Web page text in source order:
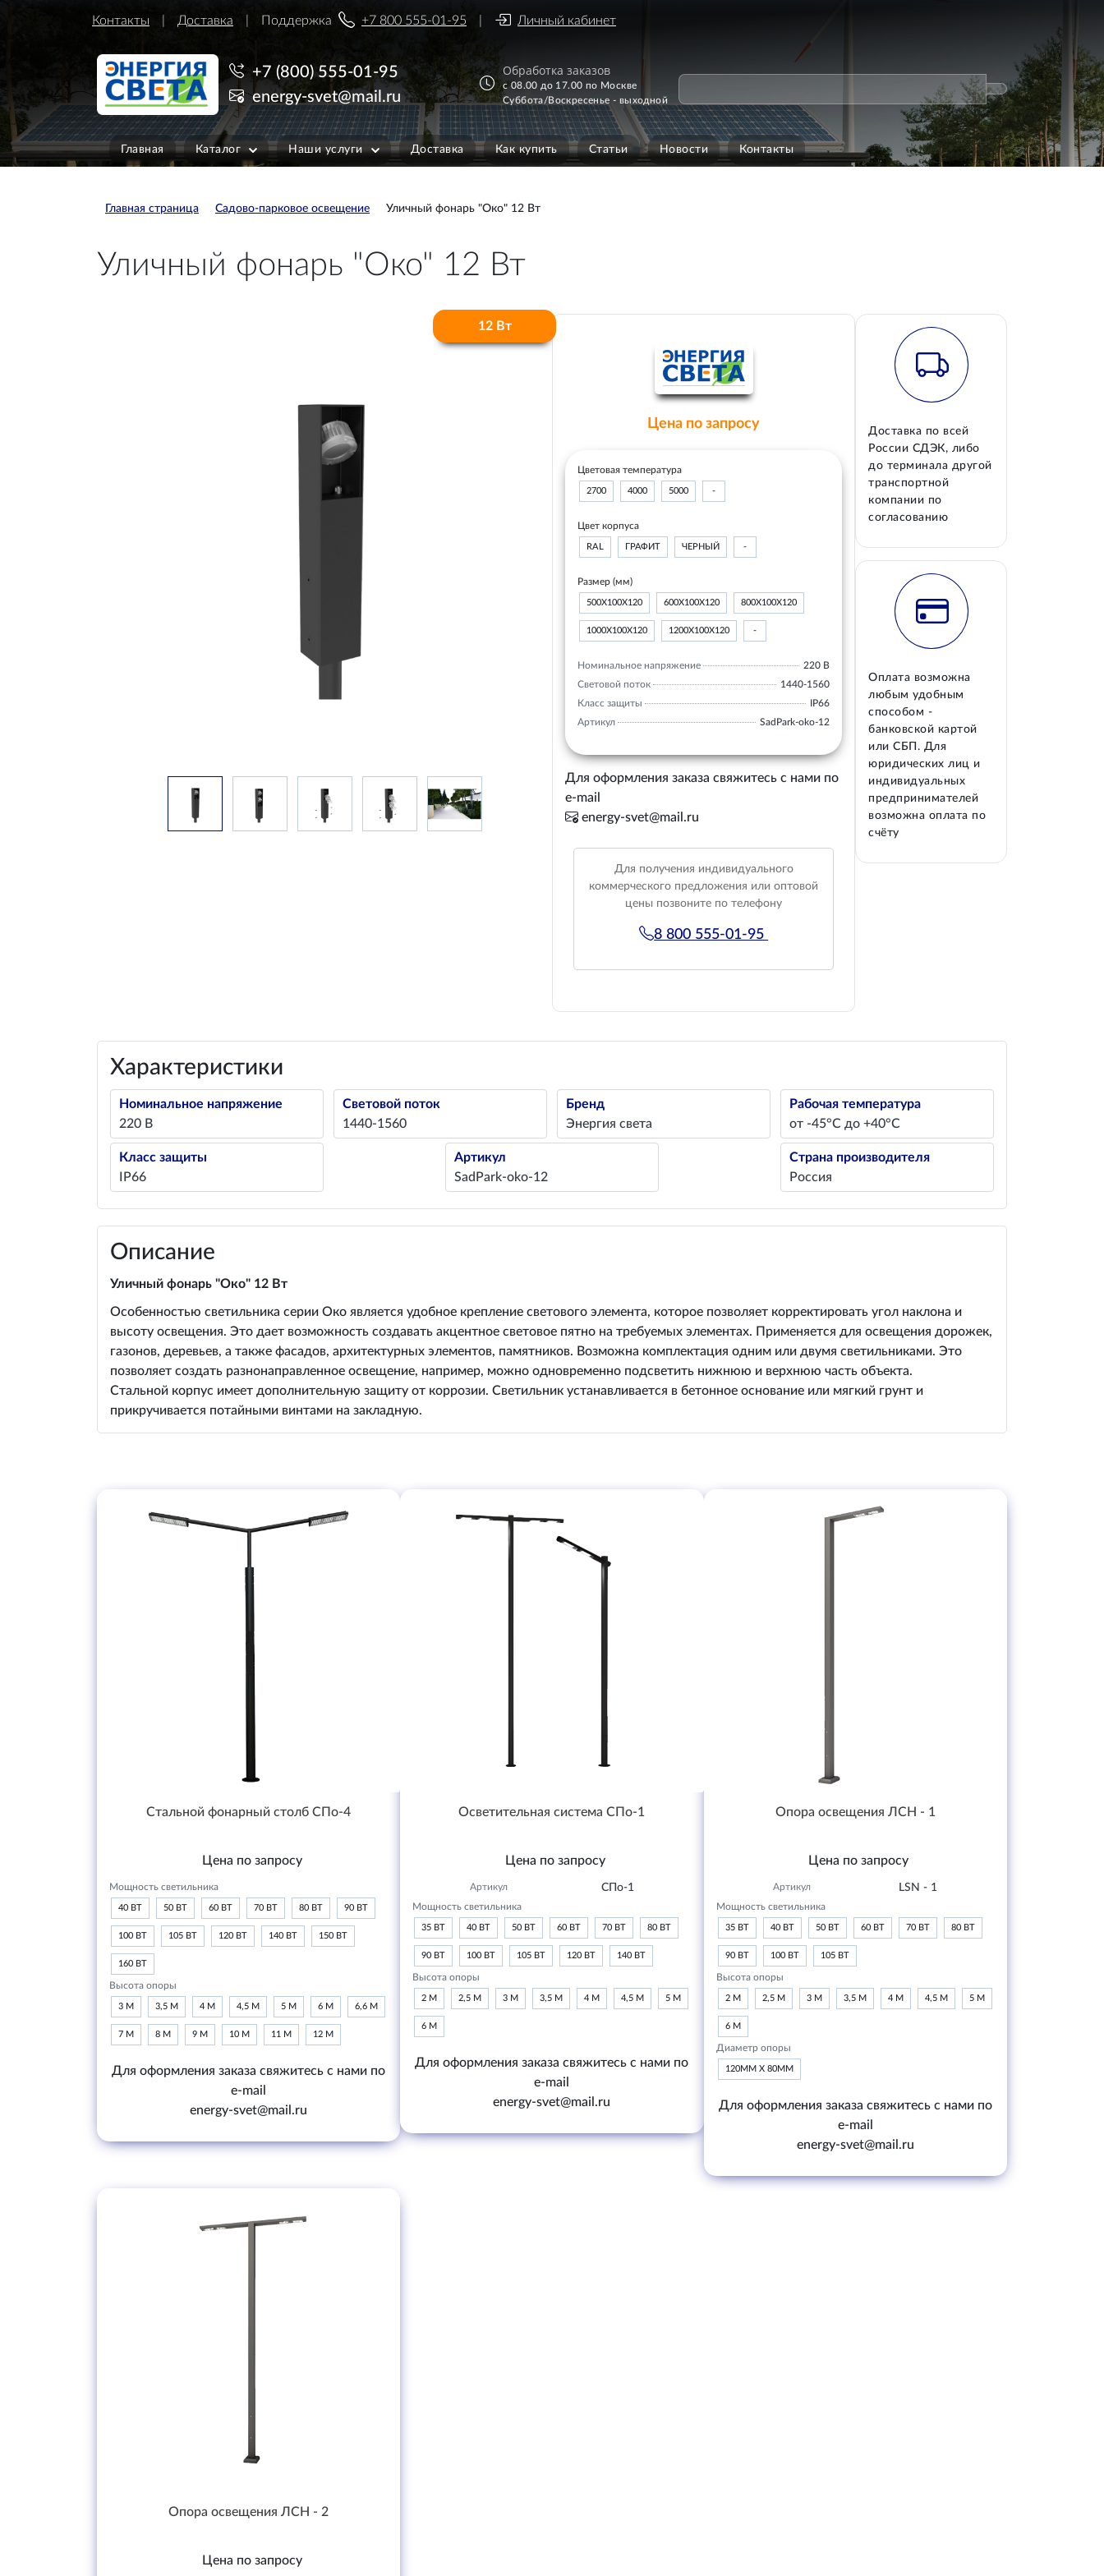
Контакты Доставка Поддержка +7 800 555-01-95 Личный кабинет
+7 (800) 555-01-95
energy-svet@mail.ru
Обработка заказов
с 08.00 до 17.00 по Москве
Суббота/Воскресенье - выходной
Главная Каталог Наши услуги Доставка Как купить Статьи Новости Контакты
Главная страница Садово-парковое освещение Уличный фонарь "Око" 12 Вт
Уличный фонарь "Око" 12 Вт
12 Вт
Цена по запросу
Цветовая температура
2700 4000 5000 -
Цвет корпуса
RAL ГРАФИТ ЧЕРНЫЙ -
Размер (мм)
500Х100Х120 600Х100Х120 800Х100Х120
1000Х100Х120 1200Х100Х120 -
Номинальное напряжение
220 В
Световой поток
1440-1560
Класс защиты
IP66
Артикул
SadPark-oko-12
Для оформления заказа свяжитесь с нами по
e-mail
energy-svet@mail.ru
Для получения индивидуального
коммерческого предложения или оптовой
цены позвоните по телефону
8 800 555-01-95
Доставка по всей
России СДЭК, либо
до терминала другой
транспортной
компании по
согласованию
Оплата возможна
любым удобным
способом -
банковской картой
или СБП. Для
юридических лиц и
индивидуальных
предпринимателей
возможна оплата по
счёту
Характеристики
Номинальное напряжение
220 В
Световой поток
1440-1560
Бренд
Энергия света
Рабочая температура
от -45°С до +40°С
Класс защиты
IP66
Артикул
SadPark-oko-12
Страна производителя
Россия
Описание
Уличный фонарь "Око" 12 Вт
Особенностью светильника серии Око является удобное крепление светового элемента, которое позволяет корректировать угол наклона и
высоту освещения. Это дает возможность создавать акцентное световое пятно на требуемых элементах. Применяется для освещения дорожек,
газонов, деревьев, а также фасадов, архитектурных элементов, памятников. Возможна комплектация одним или двумя светильниками. Это
позволяет создать разнонаправленное освещение, например, можно одновременно подсветить нижнюю и верхнюю часть объекта.
Стальной корпус имеет дополнительную защиту от коррозии. Светильник устанавливается в бетонное основание или мягкий грунт и
прикручивается потайными винтами на закладную.
Стальной фонарный столб СПо-4
Цена по запросу
Мощность светильника
40 ВТ 50 ВТ 60 ВТ 70 ВТ 80 ВТ 90 ВТ
100 ВТ 105 ВТ 120 ВТ 140 ВТ 150 ВТ
160 ВТ
Высота опоры
3 М 3,5 М 4 М 4,5 М 5 М 6 М 6,6 М
7 М 8 М 9 М 10 М 11 М 12 М
Для оформления заказа свяжитесь с нами по
e-mail
energy-svet@mail.ru
Осветительная система СПо-1
Цена по запросу
Артикул СПо-1
Мощность светильника
35 ВТ 40 ВТ 50 ВТ 60 ВТ 70 ВТ 80 ВТ
90 ВТ 100 ВТ 105 ВТ 120 ВТ 140 ВТ
Высота опоры
2 М 2,5 М 3 М 3,5 М 4 М 4,5 М 5 М
6 М
Для оформления заказа свяжитесь с нами по
e-mail
energy-svet@mail.ru
Опора освещения ЛСН - 1
Цена по запросу
Артикул LSN - 1
Мощность светильника
35 ВТ 40 ВТ 50 ВТ 60 ВТ 70 ВТ 80 ВТ
90 ВТ 100 ВТ 105 ВТ
Высота опоры
2 М 2,5 М 3 М 3,5 М 4 М 4,5 М 5 М
6 М
Диаметр опоры
120ММ Х 80ММ
Для оформления заказа свяжитесь с нами по
e-mail
energy-svet@mail.ru
Опора освещения ЛСН - 2
Цена по запросу